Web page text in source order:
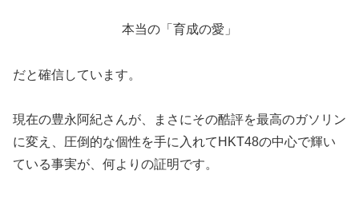
本当の「育成の愛」
だと確信しています。
現在の豊永阿紀さんが、まさにその酷評を最高のガソリン
に変え、圧倒的な個性を手に入れてHKT48の中心で輝い
ている事実が、何よりの証明です。